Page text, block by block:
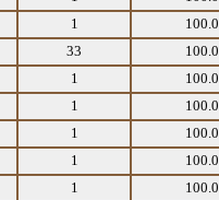
1
33
1
1
1
1
1